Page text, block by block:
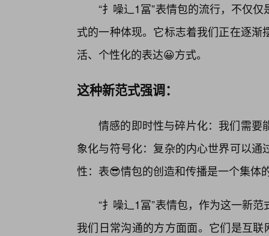
“扌噪辶1冨”表情包的流行，不仅
式的一种体现。它标志着我们正在逐
活、个性化的表达😀方式。
这种新范式强调：
情感的即时性与碎片化：我们需要
象化与符号化：复杂的内心世界可以
性：表😎情包的创造和传播是一个集体
“扌噪辶1冨”表情包，作为这一新
我们日常沟通的方方面面。它们是互